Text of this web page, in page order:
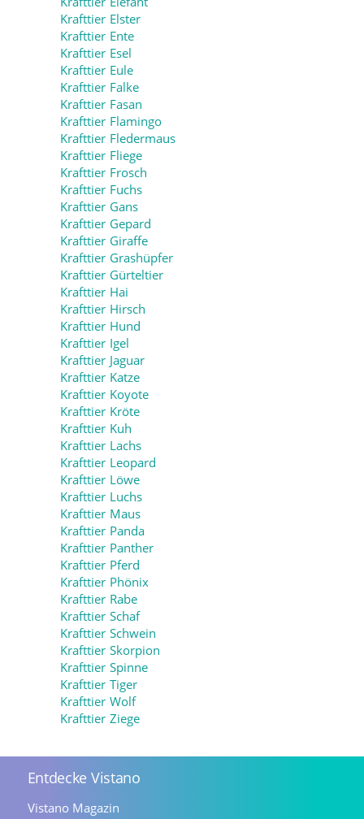
Krafttier Elster
Krafttier Ente
Krafttier Esel
Krafttier Eule
Krafttier Falke
Krafttier Fasan
Krafttier Flamingo
Krafttier Fledermaus
Krafttier Fliege
Krafttier Frosch
Krafttier Fuchs
Krafttier Gans
Krafttier Gepard
Krafttier Giraffe
Krafttier Grashüpfer
Krafttier Gürteltier
Krafttier Hai
Krafttier Hirsch
Krafttier Hund
Krafttier Igel
Krafttier Jaguar
Krafttier Katze
Krafttier Koyote
Krafttier Kröte
Krafttier Kuh
Krafttier Lachs
Krafttier Leopard
Krafttier Löwe
Krafttier Luchs
Krafttier Maus
Krafttier Panda
Krafttier Panther
Krafttier Pferd
Krafttier Phönix
Krafttier Rabe
Krafttier Schaf
Krafttier Schwein
Krafttier Skorpion
Krafttier Spinne
Krafttier Tiger
Krafttier Wolf
Krafttier Ziege
Entdecke Vistano
Vistano Magazin